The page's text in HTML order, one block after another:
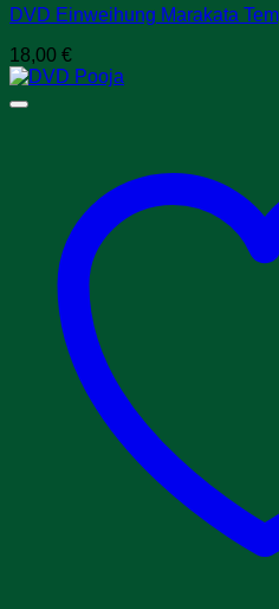
DVD Einweihung Marakata
18,00 €